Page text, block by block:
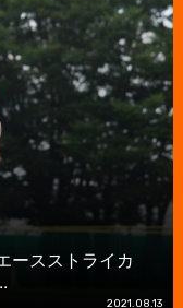
ースストライカ
2021.08.13